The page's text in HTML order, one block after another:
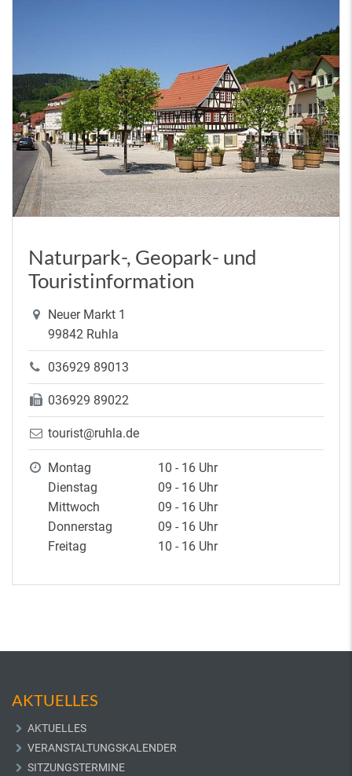
Naturpark-, Geopark- und
Touristinformation
Neuer Markt 1
99842 Ruhla
036929 89013
036929 89022
tourist@ruhla.de
Montag
10 - 16 Uhr
Dienstag
09 - 16 Uhr
Mittwoch
09 - 16 Uhr
Donnerstag
09 - 16 Uhr
Freitag
10 - 16 Uhr
AKTUELLES
AKTUELLES
VERANSTALTUNGSKALENDER
SITZUNGSTERMINE